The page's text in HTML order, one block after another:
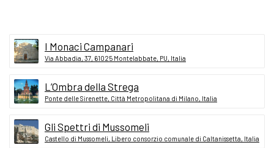
I Monaci Campanari
Via Abbadia, 37, 61025 Montelabbate, PU, Italia
L’Ombra della Strega
Ponte delle Sirenette, Città Metropolitana di Milano, Italia
Gli Spettri di Mussomeli
Castello di Mussomeli, Libero consorzio comunale di Caltanissetta, Italia